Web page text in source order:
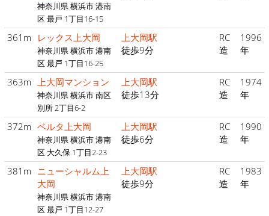
神奈川県 横浜市 港南
区 最戸 1丁目16-15
361m レックス上大岡
神奈川県 横浜市 港南
区 最戸 1丁目16-25
上大岡駅
徒歩9分
RC
造
1996
年
363m 上大岡マンション
神奈川県 横浜市 南区
別所 2丁目6-2
上大岡駅
徒歩13分
RC
造
1974
年
372m ベルタ上大岡
神奈川県 横浜市 港南
区 大久保 1丁目2-23
上大岡駅
徒歩6分
RC
造
1990
年
381m ニューシャルム上
大岡
神奈川県 横浜市 港南
区 最戸 1丁目12-27
上大岡駅
徒歩9分
RC
造
1983
年